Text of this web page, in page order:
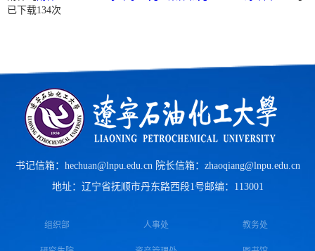
已下载134次
书记信箱：hechuan@lnpu.edu.cn 院长信箱：zhaoqiang@lnpu.edu.cn
地址：辽宁省抚顺市丹东路西段1号 邮编：113001
组织部 人事处 教务处